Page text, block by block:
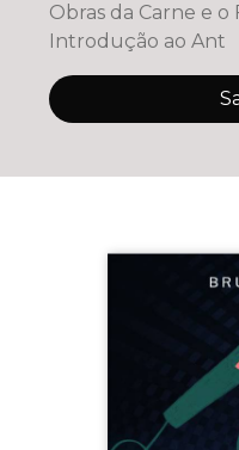
Obras da Carne e o
Introdução ao Ant